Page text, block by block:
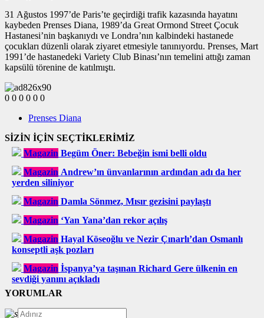
31 Ağustos 1997’de Paris’te geçirdiği trafik kazasında hayatını
kaybeden Prenses Diana, 1989’da Great Ormond Street Çocuk
Hastanesi’nin başkanıydı ve Londra’nın kalbindeki hastanede
çocukları düzenli olarak ziyaret etmesiyle tanınıyordu. Prenses, Mart
1991’de hastanedeki Variety Club Binası’nın temelini attığı zaman
kapsülü törenine de katılmıştı.
0 0 0 0 0 0
Prenses Diana
SİZİN İÇİN SEÇTİKLERİMİZ
Magazin Begüm Öner: Bebeğin ismi belli oldu
Magazin Andrew’ın ünvanlarının ardından adı da her
yerden siliniyor
Magazin Damla Sönmez, Mısır gezisini paylaştı
Magazin ‘Yan Yana’dan rekor açılış
Magazin Hayal Köseoğlu ve Nezir Çınarlı’dan Osmanlı
konseptli aşk pozları
Magazin İspanya’ya taşınan Richard Gere ülkenin en
sevdiği yanını açıkladı
YORUMLAR